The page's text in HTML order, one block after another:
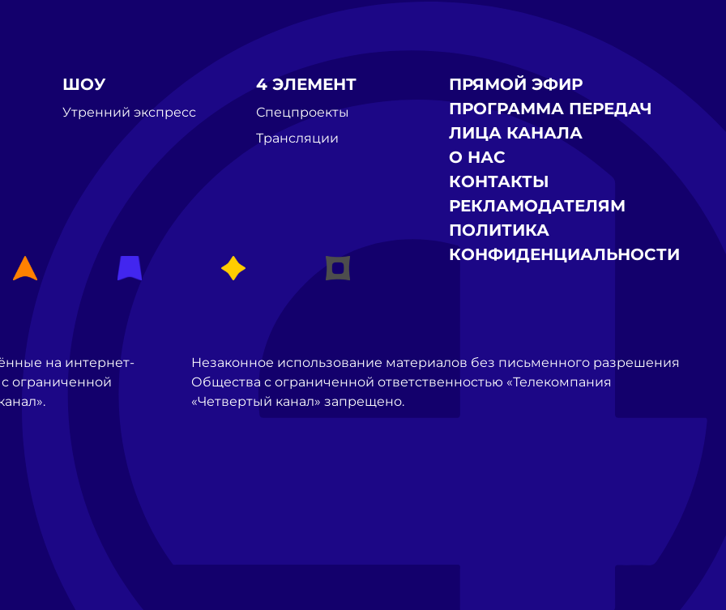
ШОУ
Утренний экспресс
4 ЭЛЕМЕНТ
Спецпроекты
Трансляции
ПРЯМОЙ ЭФИР
ПРОГРАММА ПЕРЕДАЧ
ЛИЦА КАНАЛА
О НАС
КОНТАКТЫ
РЕКЛАМОДАТЕЛЯМ
ПОЛИТИКА
КОНФИДЕНЦИАЛЬНОСТИ
на интернет-
ограниченной
Незаконное использование материалов без письменного разрешения
Общества с ограниченной ответственностью «Телекомпания
«Четвертый канал» запрещено.